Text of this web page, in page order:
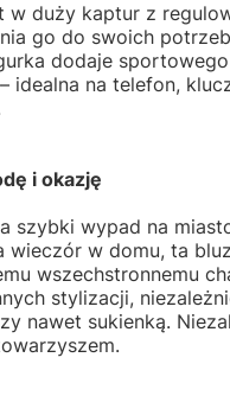
w duży kaptur z
go do swoich
dodaje
idealna na telefon,
i okazję
szybki wypad na
wieczór w domu, ta
wszechstronnemu
stylizacji,
nawet sukienką.